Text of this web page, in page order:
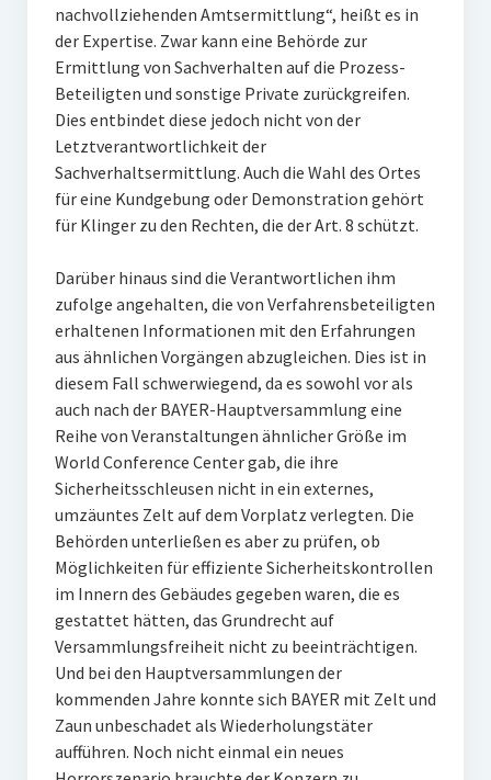
nachvollziehenden Amtsermittlung“, heißt es in
der Expertise. Zwar kann eine Behörde zur
Ermittlung von Sachverhalten auf die Prozess-
Beteiligten und sonstige Private zurückgreifen.
Dies entbindet diese jedoch nicht von der
Letztverantwortlichkeit der
Sachverhaltsermittlung. Auch die Wahl des Ortes
für eine Kundgebung oder Demonstration gehört
für Klinger zu den Rechten, die der Art. 8 schützt.
Darüber hinaus sind die Verantwortlichen ihm
zufolge angehalten, die von Verfahrensbeteiligten
erhaltenen Informationen mit den Erfahrungen
aus ähnlichen Vorgängen abzugleichen. Dies ist in
diesem Fall schwerwiegend, da es sowohl vor als
auch nach der BAYER-Hauptversammlung eine
Reihe von Veranstaltungen ähnlicher Größe im
World Conference Center gab, die ihre
Sicherheitsschleusen nicht in ein externes,
umzäuntes Zelt auf dem Vorplatz verlegten. Die
Behörden unterließen es aber zu prüfen, ob
Möglichkeiten für effiziente Sicherheitskontrollen
im Innern des Gebäudes gegeben waren, die es
gestattet hätten, das Grundrecht auf
Versammlungsfreiheit nicht zu beeinträchtigen.
Und bei den Hauptversammlungen der
kommenden Jahre konnte sich BAYER mit Zelt und
Zaun unbeschadet als Wiederholungstäter
aufführen. Noch nicht einmal ein neues